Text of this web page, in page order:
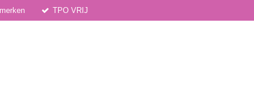
TPO VRIJ